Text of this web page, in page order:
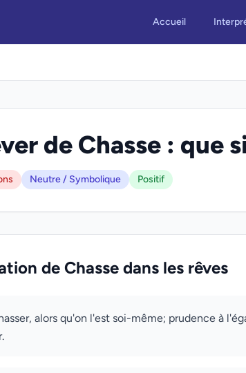
Accueil
de Chasse : que
Neutre / Symbolique Positif
de Chasse dans les rêves
alors qu'on l'est soi-même; prudence à